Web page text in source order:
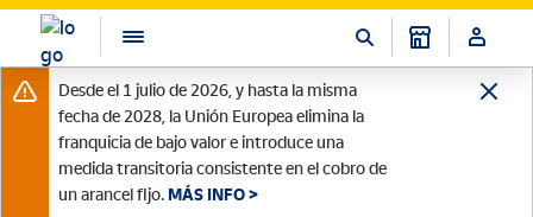
Desde el 1 julio de 2026, y hasta la misma
fecha de 2028, la Unión Europea elimina la
franquicia de bajo valor e introduce una
medida transitoria consistente en el cobro de
un arancel fijo. MÁS INFO >